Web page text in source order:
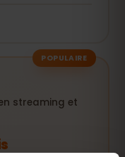
POPULAIRE
streaming et